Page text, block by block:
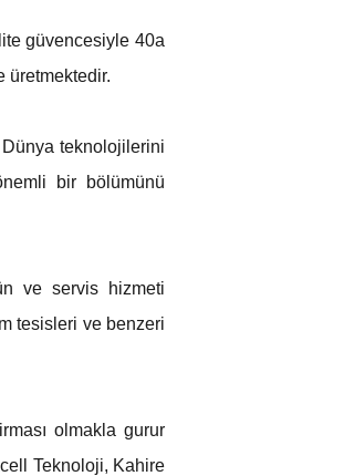
güvencesiyle 40a
üretmektedir.
Dünya teknolojilerini
bir bölümünü
ve servis hizmeti
tesisleri ve benzeri
olmakla gurur
Teknoloji, Kahire